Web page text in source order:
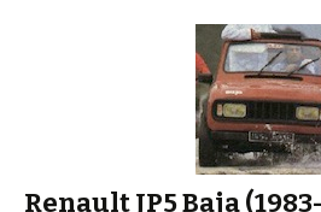
Renault JP5 Baja